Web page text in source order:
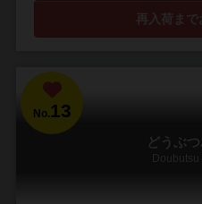
再入荷ま
No.13
どうぶ
Doubutsu